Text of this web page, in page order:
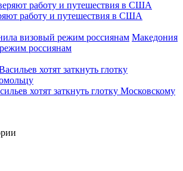
работу и путешествия в США
Македония
россиянам
хотят заткнуть глотку Московскому